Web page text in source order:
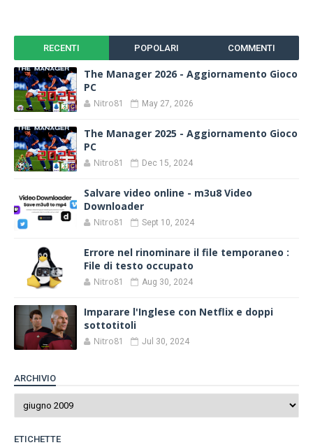
RECENTI POPOLARI COMMENTI
The Manager 2026 - Aggiornamento Gioco
PC
Nitro81 May 27, 2026
The Manager 2025 - Aggiornamento Gioco
PC
Nitro81 Dec 15, 2024
Salvare video online - m3u8 Video
Downloader
Nitro81 Sept 10, 2024
Errore nel rinominare il file temporaneo :
File di testo occupato
Nitro81 Aug 30, 2024
Imparare l'Inglese con Netflix e doppi
sottotitoli
Nitro81 Jul 30, 2024
ARCHIVIO
ETICHETTE